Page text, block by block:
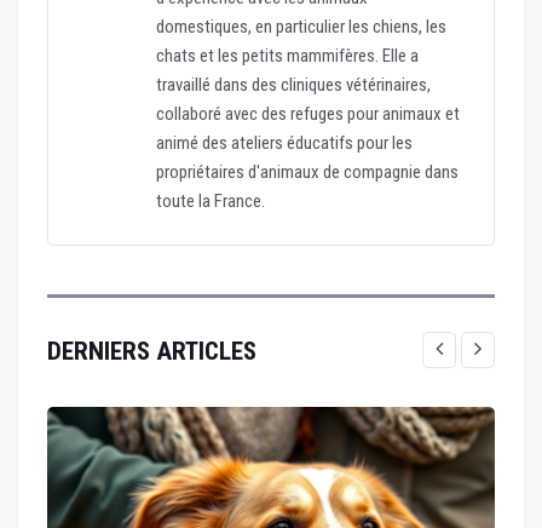
domestiques, en particulier les chiens, les
chats et les petits mammifères. Elle a
travaillé dans des cliniques vétérinaires,
collaboré avec des refuges pour animaux et
animé des ateliers éducatifs pour les
propriétaires d'animaux de compagnie dans
toute la France.
DERNIERS ARTICLES